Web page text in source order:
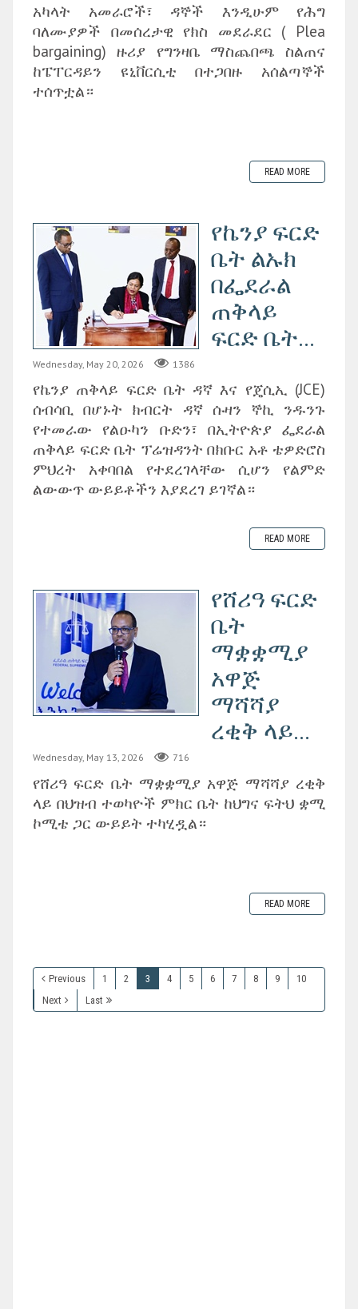
አካላት አመራሮች፣ ዳኞች እንዲሁም የሕግ
ባለሙያዎች በመሰረታዊ የክስ መደራደር ( Plea
bargaining) ዙሪያ የግንዛቤ ማስጨበጫ ስልጠና
ከፔፐርዳይን ዩኒቨርሲቲ በተጋበዙ አሰልጣኞች
ተሰጥቷል።
READ MORE
የኬንያ ፍርድ
ቤት ልኡክ
በፌደራል
ጠቅላይ
ፍርድ ቤት...
Wednesday, May 20, 2026 1386
የኬንያ ጠቅላይ ፍርድ ቤት ዳኛ እና የጄሲኢ (JCE)
ሰብሳቢ በሆኑት ክብርት ዳኛ ሱዛን ኞኪ ንዱንጉ
የተመራው የልዑካን ቡድን፣ በኢትዮጵያ ፌደራል
ጠቅላይ ፍርድ ቤት ፕሬዝዳንት በክቡር አቶ ቴዎድሮስ
ምህረት አቀባበል የተደረገላቸው ሲሆን የልምድ
ልውውጥ ውይይቶችን እያደረገ ይገኛል።
READ MORE
‎የሸሪዓ ፍርድ
ቤት
ማቋቋሚያ
አዋጅ
ማሻሻያ
ረቂቅ ላይ...
Wednesday, May 13, 2026 716
‎የሸሪዓ ፍርድ ቤት ማቋቋሚያ አዋጅ ማሻሻያ ረቂቅ
ላይ በህዝብ ተወካዮች ምክር ቤት ከህግና ፍትህ ቋሚ
ኮሚቴ ጋር ውይይት ተካሂዷል።
READ MORE
Previous 1 2 3 4 5 6 7 8 9
10
Next
Last